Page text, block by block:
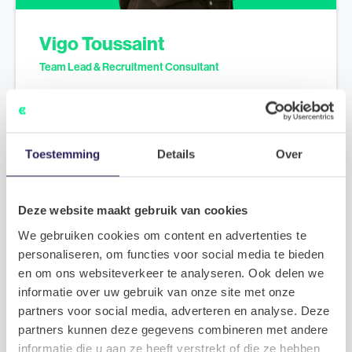
Toestemming Details Over
Deze website maakt gebruik van cookies
We gebruiken cookies om content en advertenties te
personaliseren, om functies voor social media te bieden
en om ons websiteverkeer te analyseren. Ook delen we
informatie over uw gebruik van onze site met onze
partners voor social media, adverteren en analyse. Deze
partners kunnen deze gegevens combineren met andere
informatie die u aan ze heeft verstrekt of die ze hebben
Vigo Toussaint
Team Lead & Recruitment Consultant
Plan een kennismaking